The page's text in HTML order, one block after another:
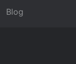
Blog